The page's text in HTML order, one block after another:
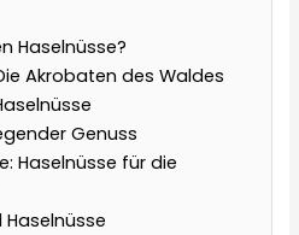
Haselnüsse?
Akrobaten des Waldes
Genuss
Haselnüsse für die